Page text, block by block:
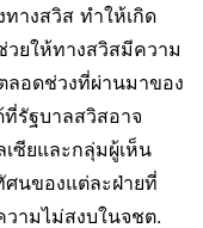
างสวิส ทำให้เกิด
ยให้ทางสวิสมีความ
ลอดช่วงที่ผ่านมาของ
รัฐบาลสวิสอาจ
ซียและกลุ่มผู้เห็น
ศนของแต่ละฝ่ายที่
ามไม่สงบในจชต.